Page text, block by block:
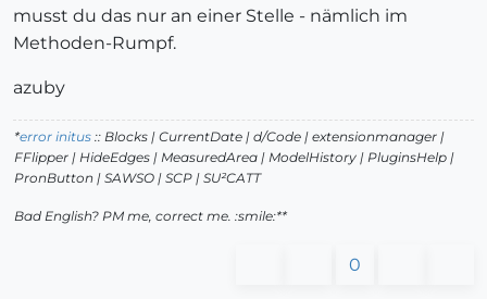
musst du das nur an einer Stelle - nämlich im
Methoden-Rumpf.
azuby
*error initus :: Blocks | CurrentDate | d/Code | extensionmanager |
FFlipper | HideEdges | MeasuredArea | ModelHistory | PluginsHelp |
PronButton | SAWSO | SCP | SU²CATT
Bad English? PM me, correct me. :smile:**
0